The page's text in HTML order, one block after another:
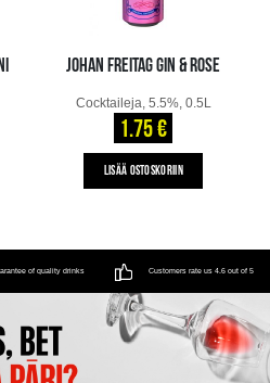
JOHAN FREITAG GIN & ROSE
Cocktaileja, 5.5%, 0.5L
1.75 €
LISÄÄ OSTOSKORIIN
of quality drinks Customers rate us 4.6 out of 5